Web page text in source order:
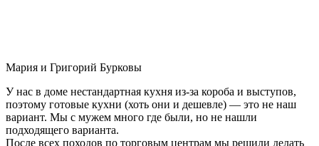
Мария и Григорий Бурковы
У нас в доме нестандартная кухня из-за короба и выступов,
поэтому готовые кухни (хоть они и дешевле) — это не наш
вариант. Мы с мужем много где были, но не нашли
подходящего варианта.
После всех походов по торговым центрам мы решили делать